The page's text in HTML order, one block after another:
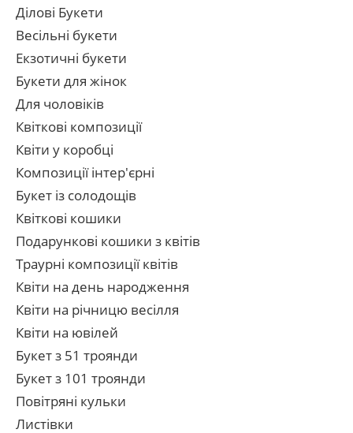
Ділові Букети
Весільні букети
Екзотичні букети
Букети для жінок
Для чоловіків
Квіткові композиції
Квіти у коробці
Композиції інтер'єрні
Букет із солодощів
Квіткові кошики
Подарункові кошики з квітів
Траурні композиції квітів
Квіти на день народження
Квіти на річницю весілля
Квіти на ювілей
Букет з 51 троянди
Букет з 101 троянди
Повітряні кульки
Листівки